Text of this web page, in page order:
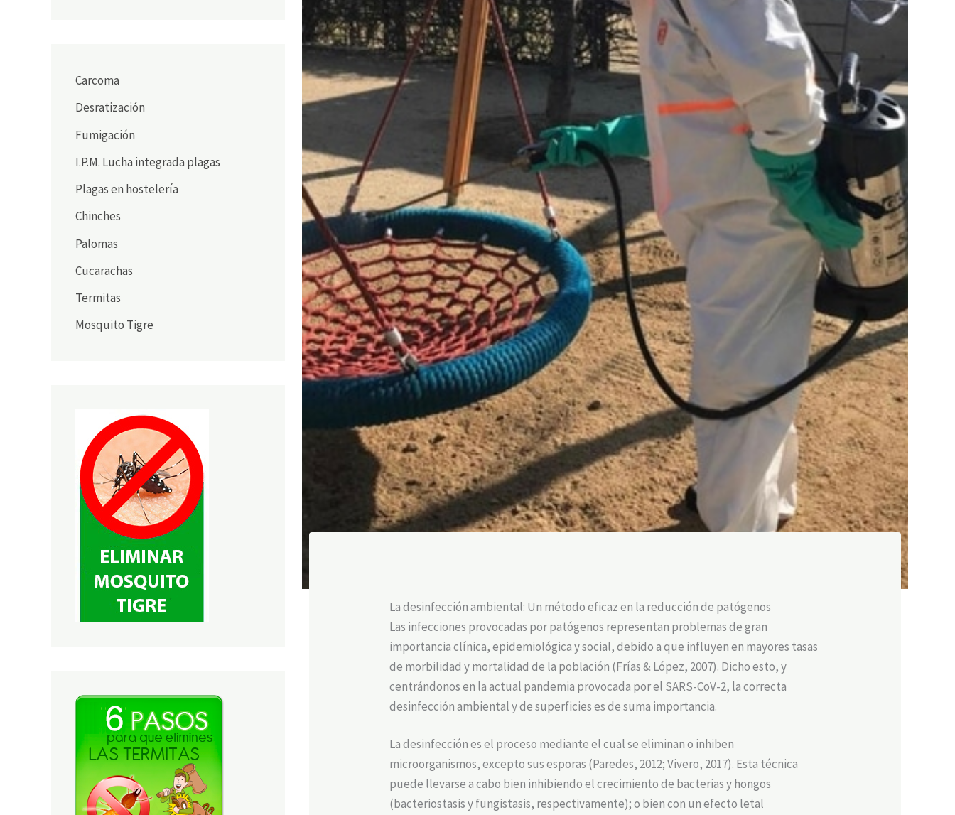
Carcoma
Desratización
Fumigación
I.P.M. Lucha integrada plagas
Plagas en hostelería
Chinches
Palomas
Cucarachas
Termitas
Mosquito Tigre
La desinfección ambiental: Un método eficaz en la reducción de patógenos
Las infecciones provocadas por patógenos representan problemas de gran
importancia clínica, epidemiológica y social, debido a que influyen en mayores tasas
de morbilidad y mortalidad de la población (Frías & López, 2007). Dicho esto, y
centrándonos en la actual pandemia provocada por el SARS-CoV-2, la correcta
desinfección ambiental y de superficies es de suma importancia.
La desinfección es el proceso mediante el cual se eliminan o inhiben
microorganismos, excepto sus esporas (Paredes, 2012; Vivero, 2017). Esta técnica
puede llevarse a cabo bien inhibiendo el crecimiento de bacterias y hongos
(bacteriostasis y fungistasis, respectivamente); o bien con un efecto letal